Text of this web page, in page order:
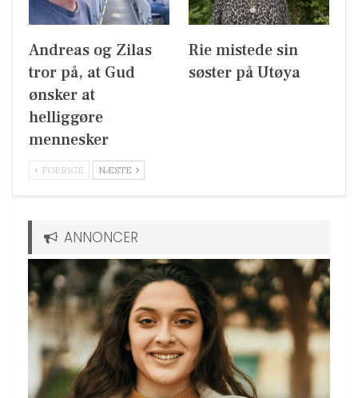
Andreas og Zilas
tror på, at Gud
ønsker at
helliggøre
mennesker
Rie mistede sin
søster på Utøya
FORRIGE NÆSTE
ANNONCER